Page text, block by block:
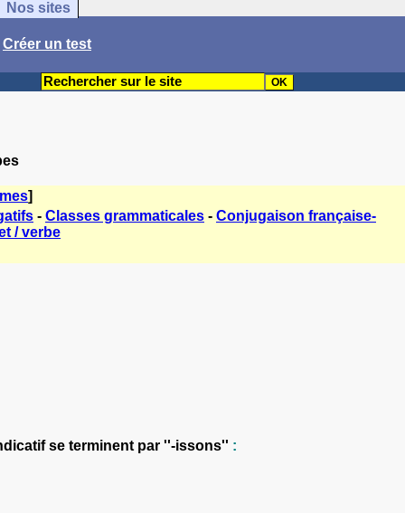
Nos sites
Créer un test
]
- Classes grammaticales - Conjugaison française-
/ verbe
se terminent par ''-issons'' :